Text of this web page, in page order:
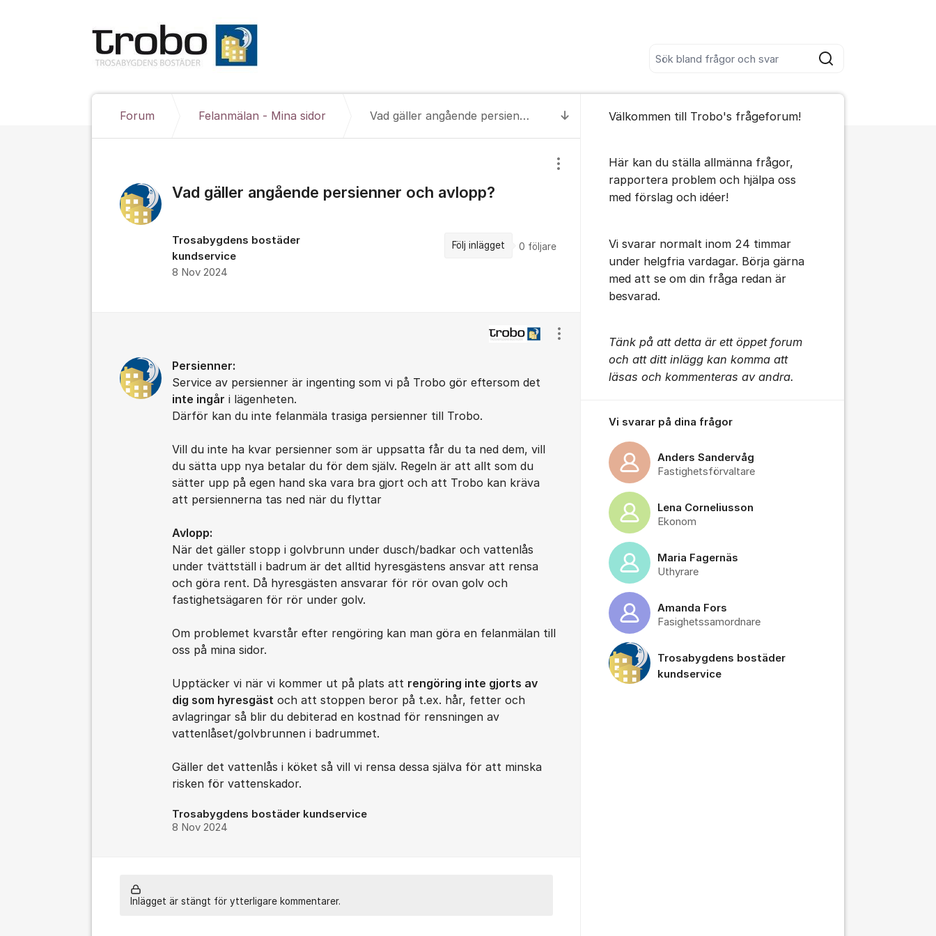
Sök
Till senaste kommentaren
Forum Felanmälan - Mina sidor Vad gäller angående persienner och avlopp?
Vad gäller angående persienner och avlopp?
Visa/dölj inställningar för inlägg/kommentar
Trosabygdens bostäder
kundservice
8 Nov 2024
Följ inlägget 0 följare
Persienner:
Service av persienner är ingenting som vi på Trobo gör eftersom det
inte ingår i lägenheten.
Därför kan du inte felanmäla trasiga persienner till Trobo.
Vill du inte ha kvar persienner som är uppsatta får du ta ned dem, vill
du sätta upp nya betalar du för dem själv. Regeln är att allt som du
sätter upp på egen hand ska vara bra gjort och att Trobo kan kräva
att persiennerna tas ned när du flyttar
Avlopp:
När det gäller stopp i golvbrunn under dusch/badkar och vattenlås
under tvättställ i badrum är det alltid hyresgästens ansvar att rensa
och göra rent. Då hyresgästen ansvarar för rör ovan golv och
fastighetsägaren för rör under golv.
Om problemet kvarstår efter rengöring kan man göra en felanmälan till
oss på mina sidor.
Upptäcker vi när vi kommer ut på plats att rengöring inte gjorts av
dig som hyresgäst och att stoppen beror på t.ex. hår, fetter och
avlagringar så blir du debiterad en kostnad för rensningen av
vattenlåset/golvbrunnen i badrummet.
Gäller det vattenlås i köket så vill vi rensa dessa själva för att minska
risken för vattenskador.
Trosabygdens bostäder kundservice
8 Nov 2024
Visa/dölj inställningar för inlägg/kommentar
Inlägget är stängt för ytterligare kommentarer.
Välkommen till Trobo's frågeforum!
Här kan du ställa allmänna frågor,
rapportera problem och hjälpa oss
med förslag och idéer!
Vi svarar normalt inom 24 timmar
under helgfria vardagar. Börja gärna
med att se om din fråga redan är
besvarad.
Tänk på att detta är ett öppet forum
och att ditt inlägg kan komma att
läsas och kommenteras av andra.
Vi svarar på dina frågor
Anders Sandervåg
Fastighetsförvaltare
Lena Corneliusson
Ekonom
Maria Fagernäs
Uthyrare
Amanda Fors
Fasighetssamordnare
Trosabygdens bostäder
kundservice